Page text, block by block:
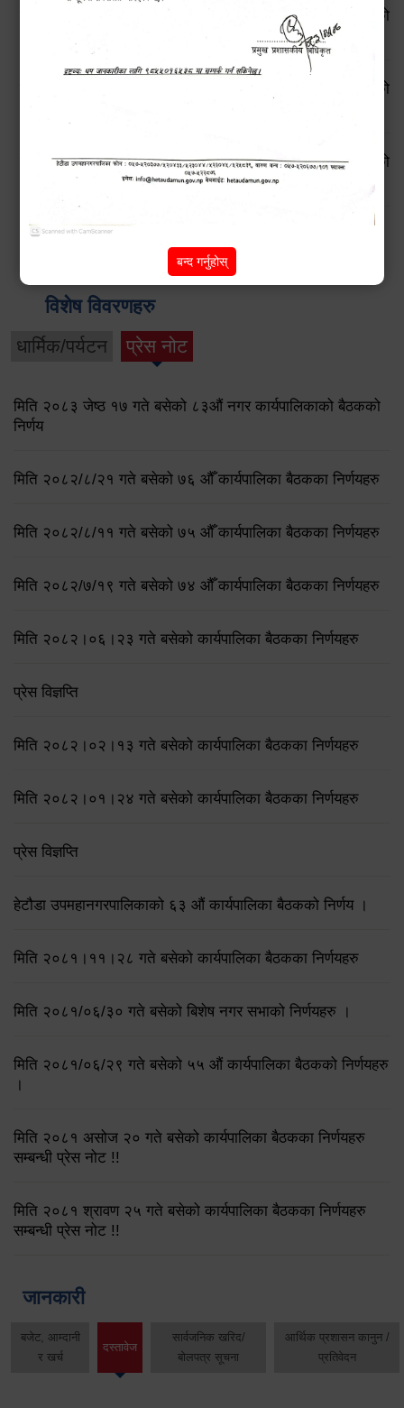
सूचनाको हक सम्बन्धी ऐन, २०६४ बमोजिमको स्वतः प्रकाशन गरिएको
आ.व. २०८१।८२ को प्रथम त्रैमासिक प्रतिवेदन
सूचनाको हक सम्बन्धी ऐन, २०६४ बमोजिमको स्वतः प्रकाशन गरिएको
सूचनाको हक सम्बन्धी ऐन, २०६४ बमोजिमको स्वतः प्रकाशन गरिएको
आ.व. २०८०।८१ को तेस्रो त्रैमासिक प्रतिवेदन
Pages1
विशेष विवरणहरु
धार्मिक/पर्यटन प्रेस नोट
मिति २०८३ जेष्ठ १७ गते बसेको ८३औं नगर कार्यपालिकाको बैठकको
निर्णय
मिति २०८२/८/२१ गते बसेको ७६ औँ कार्यपालिका बैठकका निर्णयहरु
मिति २०८२/८/११ गते बसेको ७५ औँ कार्यपालिका बैठकका निर्णयहरु
मिति २०८२/७/१९ गते बसेको ७४ औँ कार्यपालिका बैठकका निर्णयहरु
मिति २०८२।०६।२३ गते बसेको कार्यपालिका बैठकका निर्णयहरु
प्रेस विज्ञप्ति
मिति २०८२।०२।१३ गते बसेको कार्यपालिका बैठकका निर्णयहरु
मिति २०८२।०१।२४ गते बसेको कार्यपालिका बैठकका निर्णयहरु
प्रेस विज्ञप्ति
हेटौडा उपमहानगरपालिकाको ६३ औं कार्यपालिका बैठकको निर्णय ।
मिति २०८१।११।२८ गते बसेको कार्यपालिका बैठकका निर्णयहरु
मिति २०८१/०६/३० गते बसेको बिशेष नगर सभाको निर्णयहरु ।
मिति २०८१/०६/२९ गते बसेको ५५ औं कार्यपालिका बैठकको निर्णयहरु
।
मिति २०८१ असोज २० गते बसेको कार्यपालिका बैठकका निर्णयहरु
सम्बन्धी प्रेस नोट !!
मिति २०८१ श्रावण २५ गते बसेको कार्यपालिका बैठकका निर्णयहरु
सम्बन्धी प्रेस नोट !!
जानकारी
बजेट, आम्दानी
र खर्च
दस्तावेज
सार्वजनिक खरिद/
बोलपत्र सूचना
आर्थिक प्रशासन कानुन /
प्रतिवेदन
बन्द गर्नुहोस्